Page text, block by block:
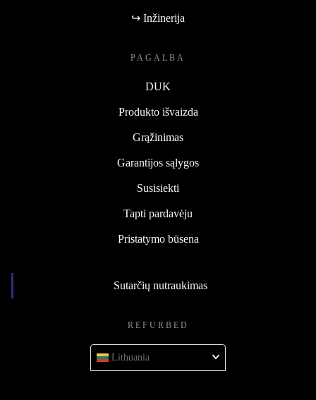
↪ Inžinerija
PAGALBA
DUK
Produkto išvaizda
Grąžinimas
Garantijos sąlygos
Susisiekti
Tapti pardavėju
Pristatymo būsena
Sutarčių nutraukimas
REFURBED
Lithuania